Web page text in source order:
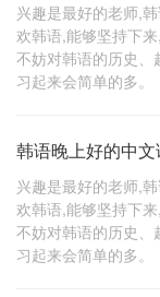
兴趣是最好的老师,
欢韩语,能够坚持下
不妨对韩语的历史、
习起来会简单的多。
韩语晚上好的中
兴趣是最好的老师,
欢韩语,能够坚持下
不妨对韩语的历史、
习起来会简单的多。